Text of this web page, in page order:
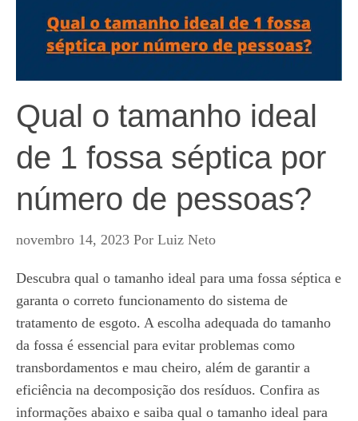
Qual o tamanho ideal
de 1 fossa séptica por
número de pessoas?
novembro 14, 2023 Por Luiz Neto
Descubra qual o tamanho ideal para uma fossa séptica e
garanta o correto funcionamento do sistema de
tratamento de esgoto. A escolha adequada do tamanho
da fossa é essencial para evitar problemas como
transbordamentos e mau cheiro, além de garantir a
eficiência na decomposição dos resíduos. Confira as
informações abaixo e saiba qual o tamanho ideal para